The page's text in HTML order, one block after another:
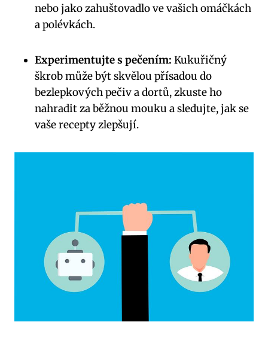
nebo jako zahuštovadlo ve vašich omáčkách
a polévkách.
Experimentujte s pečením: Kukuřičný
škrob může být skvělou přísadou do
bezlepkových pečiv a dortů, zkuste ho
nahradit za běžnou mouku a sledujte, jak se
vaše recepty zlepšují.